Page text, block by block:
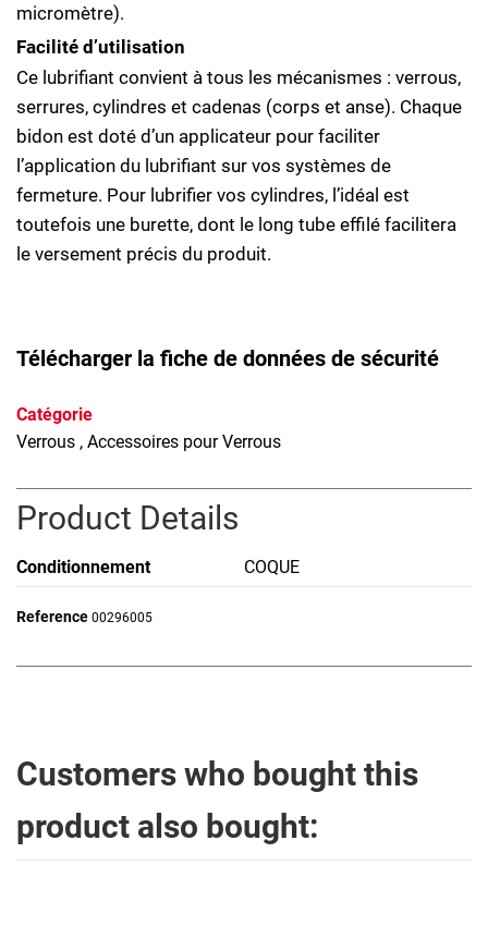
micromètre).
Facilité d’utilisation
Ce lubrifiant convient à tous les mécanismes : verrous,
serrures, cylindres et cadenas (corps et anse). Chaque
bidon est doté d’un applicateur pour faciliter
l’application du lubrifiant sur vos systèmes de
fermeture. Pour lubrifier vos cylindres, l’idéal est
toutefois une burette, dont le long tube effilé facilitera
le versement précis du produit.
Télécharger la fiche de données de sécurité
Catégorie
Verrous , Accessoires pour Verrous
Product Details
Conditionnement COQUE
Reference 00296005
Customers who bought this
product also bought: